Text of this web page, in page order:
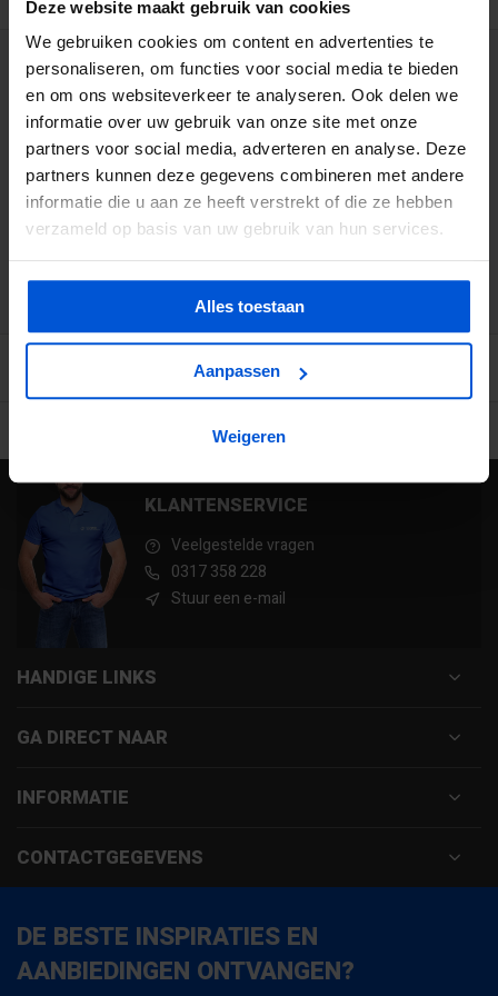
Deze website maakt gebruik van cookies
We gebruiken cookies om content en advertenties te
personaliseren, om functies voor social media te bieden
en om ons websiteverkeer te analyseren. Ook delen we
informatie over uw gebruik van onze site met onze
partners voor social media, adverteren en analyse. Deze
partners kunnen deze gegevens combineren met andere
informatie die u aan ze heeft verstrekt of die ze hebben
verzameld op basis van uw gebruik van hun services.
Alles toestaan
Aanpassen
Weigeren
WIJ HELPEN JE GRAAG
0317 358 228
info@dejonghandelsonderneming.nl
3194 klanten geven ons een 9.1 op
Ruime voorraad in kwalitatieve producten
KLANTENSERVICE
Veelgestelde vragen
0317 358 228
Stuur een e-mail
HANDIGE LINKS
GA DIRECT NAAR
INFORMATIE
CONTACTGEGEVENS
DE BESTE INSPIRATIES EN
AANBIEDINGEN ONTVANGEN?